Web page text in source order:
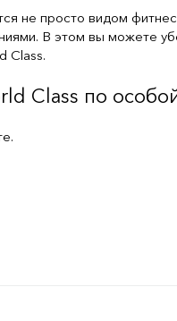
не просто видом
В этом вы можете
Class.
Class по